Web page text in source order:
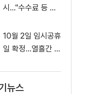
시…"수수료 등 꼼
10월 2일 임시공휴
일 확정…열흘간 황
뉴스